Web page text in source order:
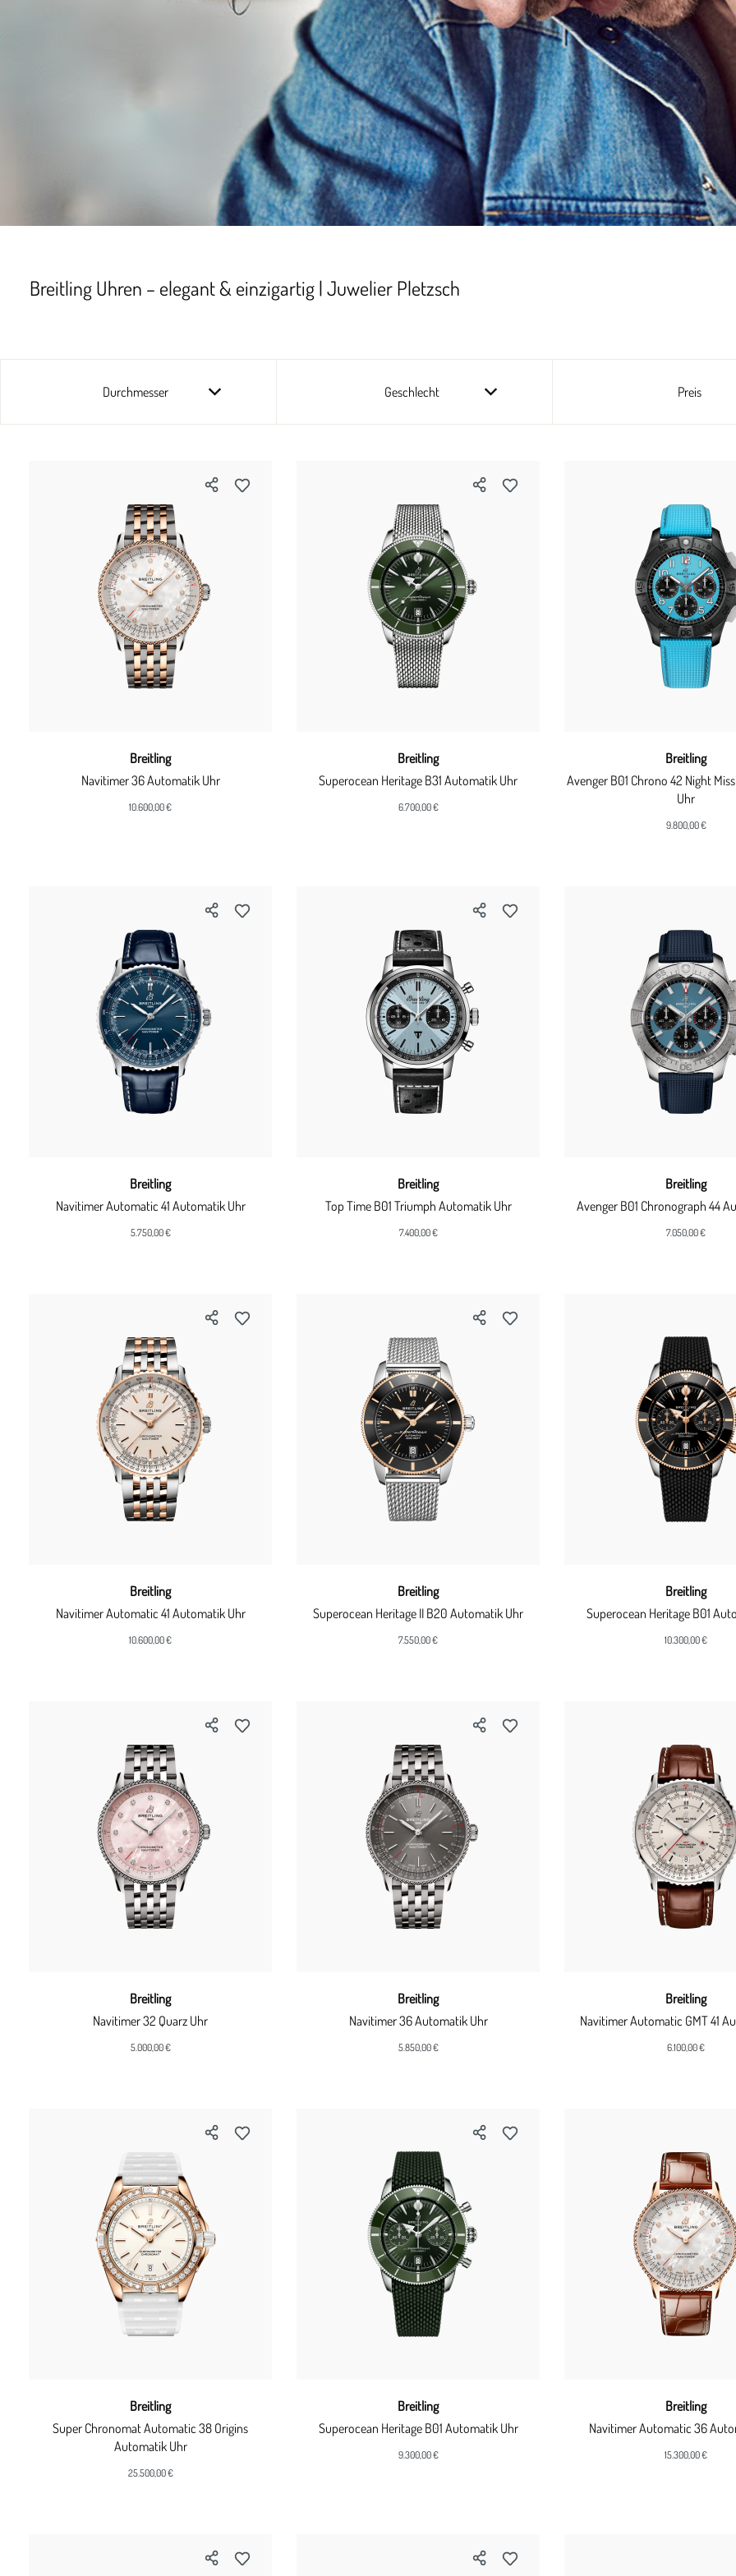
Breitling Uhren – elegant & einzigartig | Juwelier Pletzsch
Durchmesser Geschlecht Preis
Breitling
Navitimer 36 Automatik Uhr
10.600,00 €
Breitling
Superocean Heritage B31 Automatik Uhr
6.700,00 €
Breitling
Avenger B01 Chrono 42 Night
Uhr
9.800,00 €
Breitling
Navitimer Automatic 41 Automatik Uhr
5.750,00 €
Breitling
Top Time B01 Triumph Automatik Uhr
7.400,00 €
Breitling
Avenger B01 Chronograph 44
7.050,00 €
Breitling
Navitimer Automatic 41 Automatik Uhr
10.600,00 €
Breitling
Superocean Heritage II B20 Automatik Uhr
7.550,00 €
Breitling
Superocean Heritage B01
10.300,00 €
Breitling
Navitimer 32 Quarz Uhr
5.000,00 €
Breitling
Navitimer 36 Automatik Uhr
5.850,00 €
Breitling
Navitimer Automatic GMT 41
6.100,00 €
Breitling
Super Chronomat Automatic 38 Origins
Automatik Uhr
25.500,00 €
Breitling
Superocean Heritage B01 Automatik Uhr
9.300,00 €
Breitling
Navitimer Automatic 36
15.300,00 €